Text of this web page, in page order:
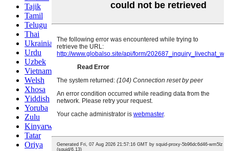
Tajik
Tamil
Telugu
Thai
Ukrainian
Urdu
Uzbek
Vietnamese
Welsh
Xhosa
Yiddish
Yoruba
Zulu
Kinyarwanda
Tatar
Oriya